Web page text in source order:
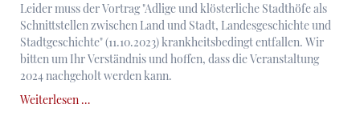
Leider muss der Vortrag "Adlige und klösterliche Stadthöfe als
Schnittstellen zwischen Land und Stadt, Landesgeschichte und
Stadtgeschichte" (11.10.2023) krankheitsbedingt entfallen. Wir
bitten um Ihr Verständnis und hoffen, dass die Veranstaltung
2024 nachgeholt werden kann.
Weiterlesen …Vortrag